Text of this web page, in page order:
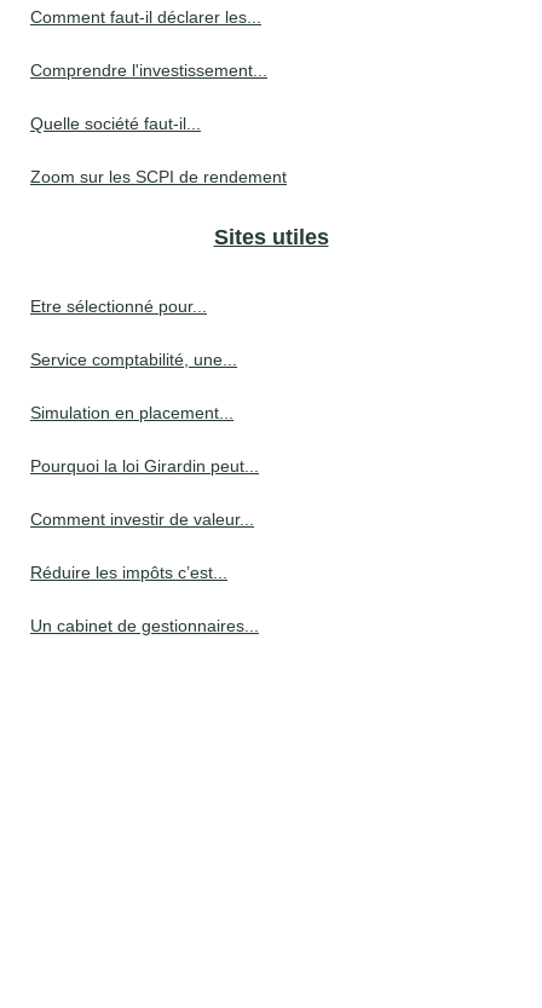
Comment faut-il déclarer les...
Comprendre l'investissement...
Quelle société faut-il...
Zoom sur les SCPI de rendement
Sites utiles
Etre sélectionné pour...
Service comptabilité, une...
Simulation en placement...
Pourquoi la loi Girardin peut...
Comment investir de valeur...
Réduire les impôts c’est...
Un cabinet de gestionnaires...